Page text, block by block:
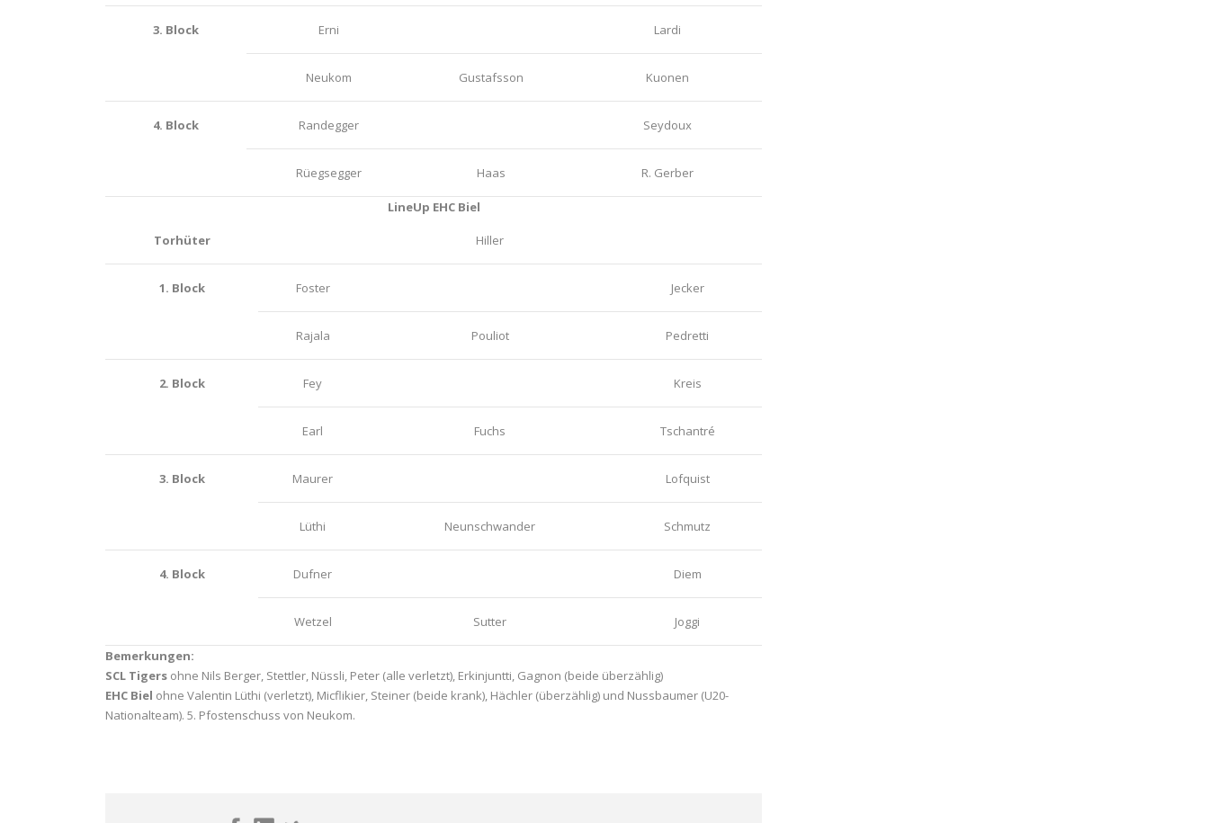
3. Block Erni Lardi
Neukom Gustafsson Kuonen
4. Block Randegger Seydoux
Rüegsegger Haas R. Gerber
LineUp EHC Biel
Torhüter Hiller
1. Block Foster Jecker
Rajala Pouliot Pedretti
2. Block Fey Kreis
Earl Fuchs Tschantré
3. Block Maurer Lofquist
Lüthi Neunschwander Schmutz
4. Block Dufner Diem
Wetzel Sutter Joggi
Bemerkungen:
SCL Tigers ohne Nils Berger, Stettler, Nüssli, Peter (alle verletzt), Erkinjuntti, Gagnon (beide überzählig)
EHC Biel ohne Valentin Lüthi (verletzt), Micflikier, Steiner (beide krank), Hächler (überzählig) und Nussbaumer (U20-
Nationalteam). 5. Pfostenschuss von Neukom.